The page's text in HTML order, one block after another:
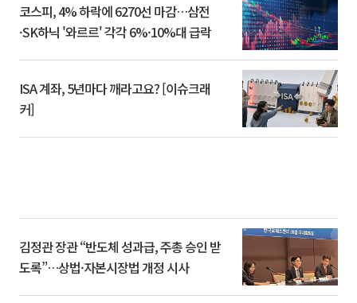
코스피, 4% 하락에 6270선 마감…삼전
·SK하닉 '와르르' 각각 6%·10%대 급락
ISA 계좌, 5년마다 깨라고요? [이슈크래
커]
김정관 장관 “반도체 성과급, 주총 승인 받
도록”…상법·자본시장법 개정 시사